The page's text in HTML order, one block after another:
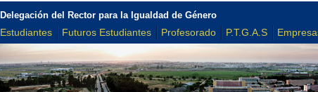
Delegación del Rector para la Igualdad de Género
Estudiantes Futuros Estudiantes Profesorado P.T.G.A.S